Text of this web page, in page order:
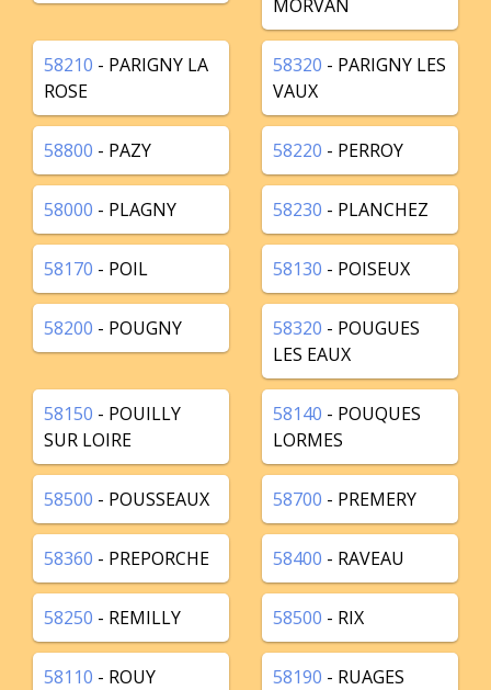
MORVAN
58210 - PARIGNY LA
ROSE
58320 - PARIGNY LES
VAUX
58800 - PAZY 58220 - PERROY
58000 - PLAGNY 58230 - PLANCHEZ
58170 - POIL 58130 - POISEUX
58200 - POUGNY 58320 - POUGUES
LES EAUX
58150 - POUILLY
SUR LOIRE
58140 - POUQUES
LORMES
58500 - POUSSEAUX 58700 - PREMERY
58360 - PREPORCHE 58400 - RAVEAU
58250 - REMILLY 58500 - RIX
58110 - ROUY 58190 - RUAGES